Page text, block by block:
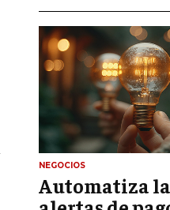
RECLUTAMIENTO Y
DESARROLLO DE
GESTIÓN DEL
CULTURA Y CLIMA
ÉTICA EMPRESARIAL Y
RESPONSABILIDAD
BLOG
NEGOCIOS
Automatiza